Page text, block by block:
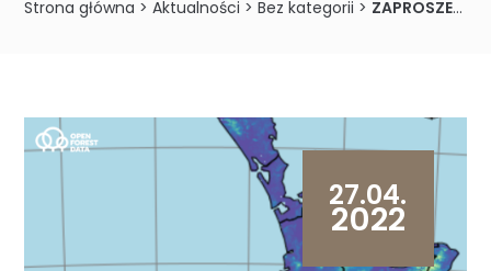
Strona główna >Aktualności >Bez kategorii > ZAPROSZENIE NA SZKOLENIE „R jako narzędzie GIS”
27.04.
2022